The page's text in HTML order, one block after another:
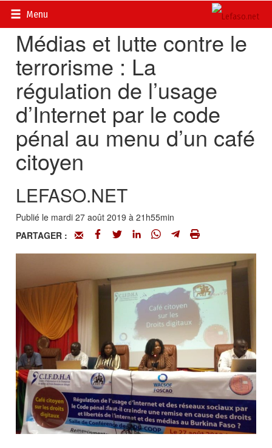
Menu
Accueil>
Médias et lutte contre le
terrorisme : La
régulation de l’usage
d’Internet par le code
pénal au menu d’un café
citoyen
LEFASO.NET
Publié le mardi 27 août 2019 à 21h55min
PARTAGER :